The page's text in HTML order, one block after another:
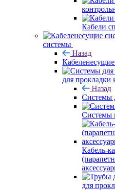
Кабели
системы
Назад
для прокладки
Назад
Системы
Системы
Кабель-
для